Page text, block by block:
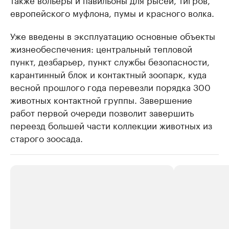
европейского муфлона, пумы и красного волка.
Уже введены в эксплуатацию основные объекты
жизнеобеспечения: центральный тепловой
пункт, дезбарьер, пункт службы безопасности,
карантинный блок и контактный зоопарк, куда
весной прошлого года перевезли порядка 300
животных контактной группы. Завершение
работ первой очереди позволит завершить
переезд большей части коллекции животных из
старого зоосада.